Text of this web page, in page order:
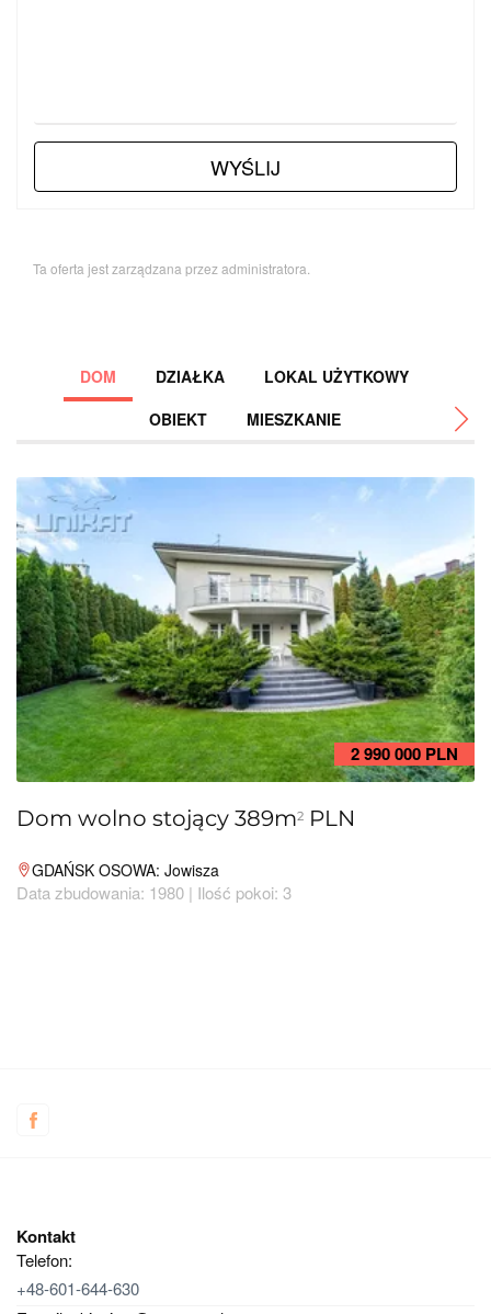
WYŚLIJ
Ta oferta jest zarządzana przez administratora.
DOM DZIAŁKA
LOKAL UŻYTKOWY
OBIEKT
MIESZKANIE
2 990 000 PLN
Dom wolno stojący 389m2 PLN
GDAŃSK OSOWA: Jowisza
Data zbudowania: 1980 | Ilość pokoi: 3
Kontakt
Telefon:
+48-601-644-630